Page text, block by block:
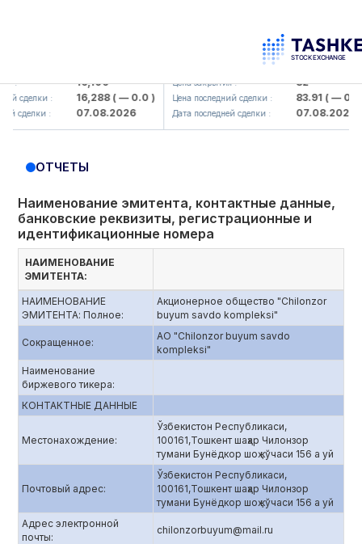
16,100
сделки : 16,288( — 0.0 )
: 07.08.2026
KFSK (<Kafolat sug'urta
Цена закрытия : 82
Цена последний сделки : 83.91( — 0.0 )
Дата последней сделки : 07.08.2026
ОТЧЕТЫ
Наименование эмитента, контактные данные,
банковские реквизиты, регистрационные и
идентификационные номера
НАИМЕНОВАНИЕ
ЭМИТЕНТА:
НАИМЕНОВАНИЕ
ЭМИТЕНТА: Полное:
Акционерное общество "Chilonzor
buyum savdo kompleksi"
Сокращенное:
AO "Chilonzor buyum savdo
kompleksi"
Наименование
биржевого тикера:
КОНТАКТНЫЕ ДАННЫЕ
Местонахождение:
Ўзбекистон Республикаси,
100161,Тошкент шаҳар Чилонзор
тумани Бунёдкор шоҳ кўчаси 156 а уй
Почтовый адрес:
Ўзбекистон Республикаси,
100161,Тошкент шаҳар Чилонзор
тумани Бунёдкор шоҳ кўчаси 156 а уй
Адрес электронной
почты:
chilonzorbuyum@mail.ru